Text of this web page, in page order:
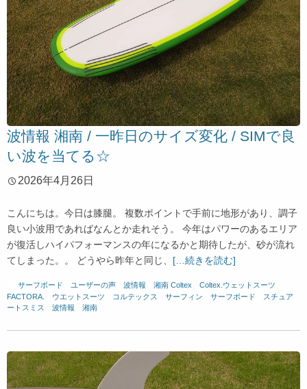
波情報 湘南 / 一昨日のサイズ変化 / SIMで良
い波を当てる☆
2026年4月26日
こんにちは。今日は膝腿。 複数ポイントで手前に地形があり、調子
良い小波用であればなんとか走れそう。 今年はパワーのあるエリア
が復活しハイパフォーマンスの年になるかと期待したが、砂が流れ
てしまった。。 どうやら昨年と同じ、 […続きを読む]
サーフボード ユーザーの声 波情報 湘南 Coltex Coltex.ウェットスーツ
FACTORA.
ウエットスーツ コルテックス サーフィン サーフボード
スチュア
ートスミス
波情報 湘南